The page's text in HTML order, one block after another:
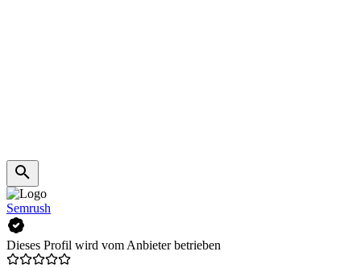
Semrush
Dieses Profil wird vom Anbieter betrieben